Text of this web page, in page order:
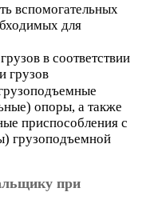
вспомогательных
для
в соответствии
грузов
опоры, а также
приспособления с
грузоподъемной
при